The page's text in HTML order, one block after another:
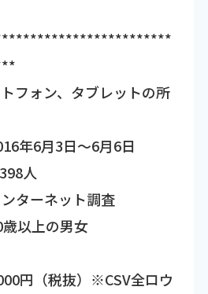
トフォン、タブレットの所
年6月3日～6月6日
人
ターネット調査
以上の男女
円（税抜）※CSV全ロウ